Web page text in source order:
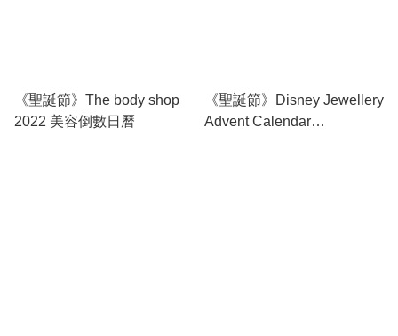
《聖誕節》The body shop
2022 美容倒數日曆
《聖誕節》Disney Jewellery
Advent Calendar